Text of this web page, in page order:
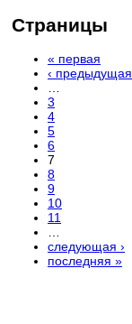
Страницы
« первая
‹ предыдущая
…
3
4
5
6
7
8
9
10
11
…
следующая ›
последняя »